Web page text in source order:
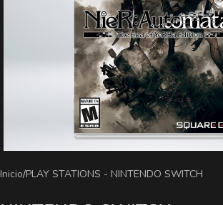
Inicio/PLAY STATIONS - NINTENDO SWITCH